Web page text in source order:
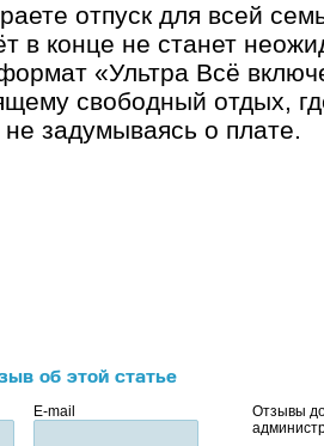
отпуск для всей
в конце не станет
«Ультра Всё
свободный отдых,
задумываясь о плате.
об этой статье
E-mail
Отзывы